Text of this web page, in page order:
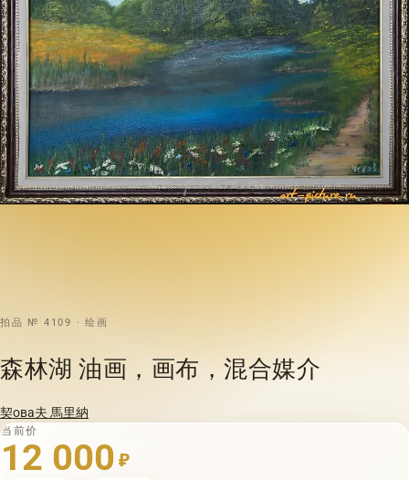
拍品 № 4109 · 绘画
森林湖 油画，画布，混合媒介
契ова夫 馬里納
当前价
12 000 ₽